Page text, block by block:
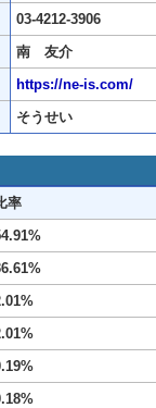
03-4212-3906
南 友介
https://ne-is.com/
そうせい
率